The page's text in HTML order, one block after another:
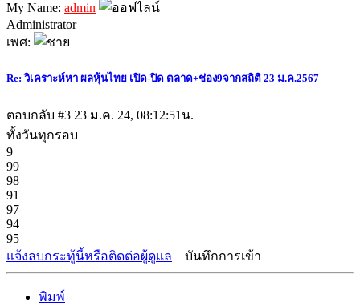
My Name: admin
Administrator
เพศ:
Re: วิเคราะห์หา ผลหุ้นไทย เปิด-ปิด ตลาด+ช่อง9จากสถิติ 23 ม.ค.2567
ตอบกลับ #3 23 ม.ค. 24, 08:12:51น.
ทั้งวันทุกรอบ
9
99
98
91
97
94
95
แจ้งลบกระทู้นี้หรือติดต่อผู้ดูแล
บันทึกการเข้า
พิมพ์